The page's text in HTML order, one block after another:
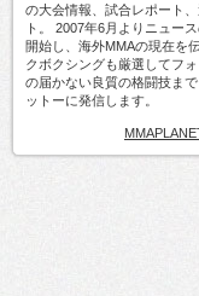
の大会情報、試合レポート
ト。 2007年6月よりニュー
開始し、海外MMAの現在を
クボクシングも厳選してフ
の届かない良質の格闘技ま
ットーに発信します。